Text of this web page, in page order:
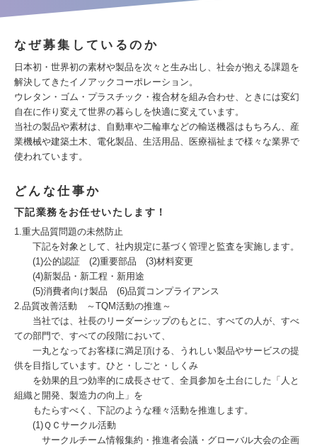
なぜ募集しているのか
日本初・世界初の素材や製品を次々と生み出し、社会が抱える課題を
解決してきたイノアックコーポレーション。
ウレタン・ゴム・プラスチック・複合材を組み合わせ、ときには変幻
自在に作り変えて世界の暮らしを快適に変えています。
当社の製品や素材は、自動車や二輪車などの輸送機器はもちろん、産
業機械や建築土木、電化製品、生活用品、医療福祉まで様々な業界で
使われています。
どんな仕事か
下記業務をお任せいたします！
1.重大品質問題の未然防止
下記を対象として、社内規定に基づく管理と監査を実施します。
(1)公的認証 (2)重要部品 (3)材料変更
(4)新製品・新工程・新用途
(5)消費者向け製品 (6)品質コンプライアンス
2.品質改善活動 ～TQM活動の推進～
当社では、社長のリーダーシップのもとに、すべての人が、すべ
ての部門で、すべての段階において、
一丸となってお客様に満足頂ける、うれしい製品やサービスの提
供を目指しています。ひと・しごと・しくみ
を効果的且つ効率的に成長させて、全員参加を土台にした「人と
組織と開発、製造力の向上」を
もたらすべく、下記のような種々活動を推進します。
(1)ＱＣサークル活動
サークルチーム情報集約・推進者会議・グローバル大会の企画